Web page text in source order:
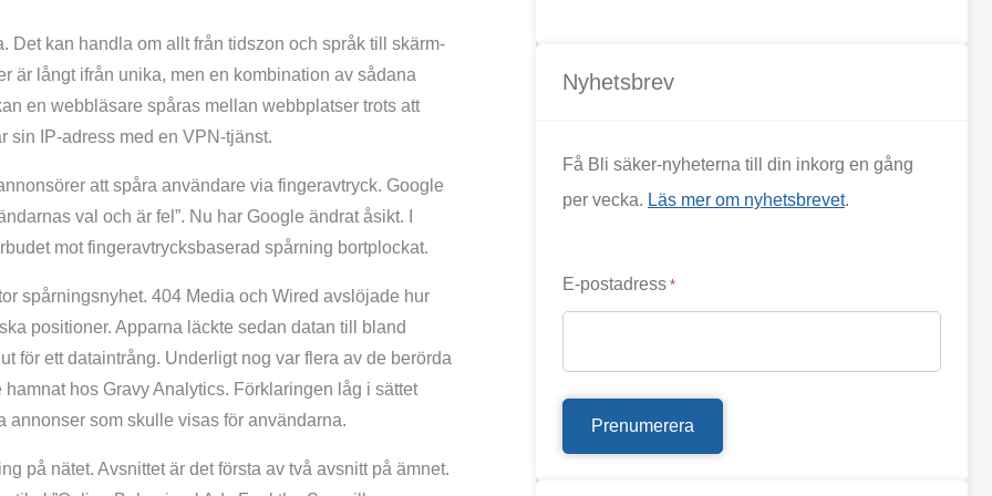
Det kan handla om allt från tidszon och språk till skärm­
är långt ifrån unika, men en kombination av sådana
en webbläsare spåras mellan webbplatser trots att
sin IP-adress med en VPN-tjänst.
att spåra användare via fingeravtryck. Google
val och är fel”. Nu har Google ändrat åsikt. I
mot fingeravtrycks­baserad spårning bortplockat.
spårningsnyhet. 404 Media och Wired avslöjade hur
positioner. Apparna läckte sedan datan till bland
för ett dataintrång. Underligt nog var flera av de berörda
hos Gravy Analytics. Förklaringen låg i sättet
som skulle visas för användarna.
på nätet. Avsnittet är det första av två avsnitt på ämnet.
Nyhetsbrev
Få Bli säker-nyheterna till din inkorg en gång
per vecka. Läs mer om nyhetsbrevet.
E-postadress *